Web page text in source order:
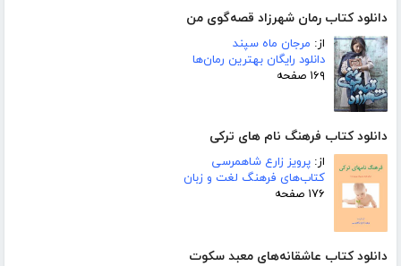
دانلود کتاب رمان شهرزاد قصه‌گوی من
از: مرجان ماه سپند
دانلود رایگان بهترین رمان‌ها
۱۶۹ صفحه
دانلود کتاب فرهنگ نام های ترکی
از: پرویز زارع شاهمرسی
کتاب‌های فرهنگ لغت و زبان
۱۷۶ صفحه
دانلود کتاب عاشقانه‌های معبد سکوت